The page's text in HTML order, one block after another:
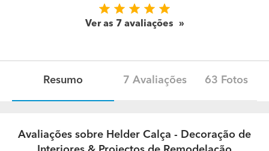
Ver as 7 avaliações
Resumo 7 Avaliações 63 Fotos
Avaliações sobre Helder Calça - Decoração de